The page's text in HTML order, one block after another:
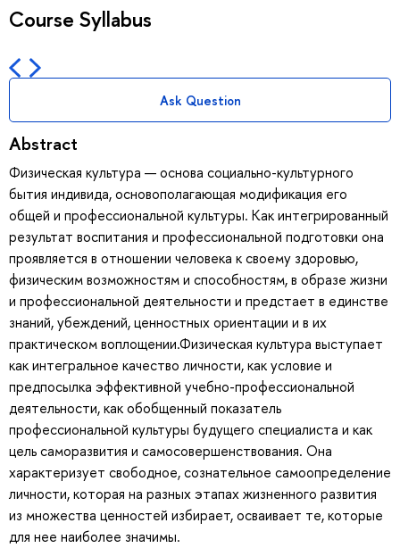
Course Syllabus
Ask Question
Abstract
Физическая культура — основа социально-культурного
бытия индивида, основополагающая модификация его
общей и профессиональной культуры. Как интегрированный
результат воспитания и профессиональной подготовки она
проявляется в отношении человека к своему здоровью,
физическим возможностям и способностям, в образе жизни
и профессиональной деятельности и предстает в единстве
знаний, убеждений, ценностных ориентации и в их
практическом воплощении.Физическая культура выступает
как интегральное качество личности, как условие и
предпосылка эффективной учебно-профессиональной
деятельности, как обобщенный показатель
профессиональной культуры будущего специалиста и как
цель саморазвития и самосовершенствования. Она
характеризует свободное, сознательное самоопределение
личности, которая на разных этапах жизненного развития
из множества ценностей избирает, осваивает те, которые
для нее наиболее значимы.